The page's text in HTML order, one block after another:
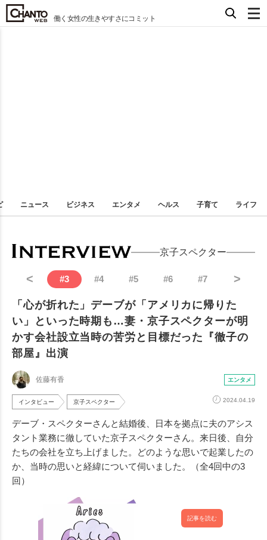
働く女性の生きやすさにコミット
ニュース ビジネス エンタメ ヘルス 子育て ライフ
京子スペクター
< #3 #4 #5 #6 #7 >
「心が折れた」デーブが「アメリカに帰りた
い」といった時期も…妻・京子スペクターが明
かす会社設立当時の苦労と目標だった『徹子の
部屋』出演
佐藤有香 エンタメ
インタビュー 京子スペクター 2024.04.19
デーブ・スペクターさんと結婚後、日本を拠点に夫のアシス
タント業務に徹していた京子スペクターさん。来日後、自分
たちの会社を立ち上げました。どのような思いで起業したの
か、当時の思いと経緯について伺いました。（全4回中の3
回）
記事を読む